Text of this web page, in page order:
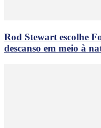
Rod Stewart escolhe
descanso em meio à